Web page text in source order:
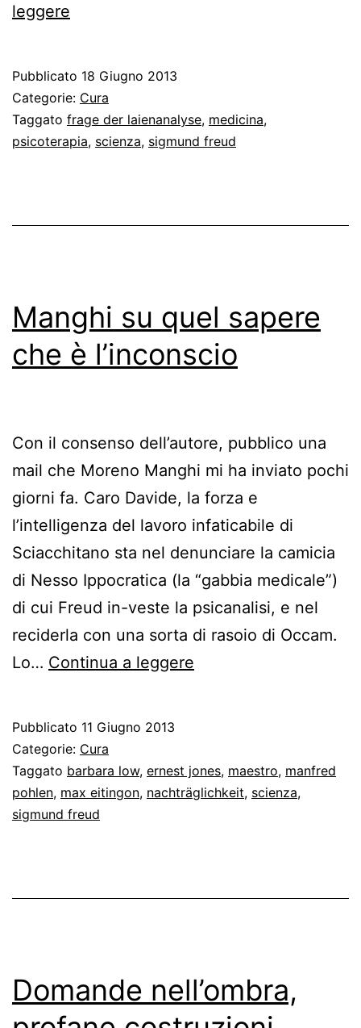
leggere
Pubblicato 18 Giugno 2013
Categorie: Cura
Taggato frage der laienanalyse, medicina,
psicoterapia, scienza, sigmund freud
Manghi su quel sapere
che è l’inconscio
Con il consenso dell’autore, pubblico una
mail che Moreno Manghi mi ha inviato pochi
giorni fa. Caro Davide, la forza e
l’intelligenza del lavoro infaticabile di
Sciacchitano sta nel denunciare la camicia
di Nesso Ippocratica (la “gabbia medicale”)
di cui Freud in-veste la psicanalisi, e nel
reciderla con una sorta di rasoio di Occam.
Lo… Continua a leggere
che
è
Pubblicato 11 Giugno 2013
Categorie: Cura
Taggato barbara low, ernest jones, maestro, manfred
pohlen, max eitingon, nachträglichkeit, scienza,
sigmund freud
Domande nell’ombra,